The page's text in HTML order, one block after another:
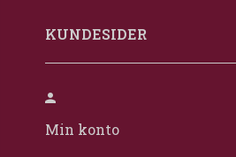
KUNDESIDER
Min konto